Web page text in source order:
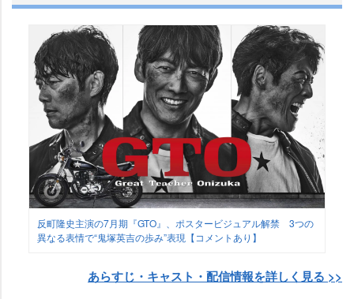
反町隆史主演の7月期『GTO』、ポスタービジュアル解禁 3つの
異なる表情で“鬼塚英吉の歩み”表現【コメントあり】
あらすじ・キャスト・配信情報を詳しく見る >>